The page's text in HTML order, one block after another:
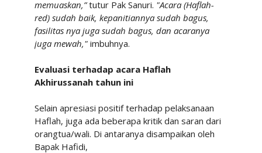
memuaskan,”tutur Pak Sanuri. "Acara (Haflah-
red) sudah baik, kepanitiannya sudah bagus,
fasilitas nya juga sudah bagus, dan acaranya
juga mewah,"imbuhnya.
Evaluasi terhadap acara Haflah
Akhirussanahtahun ini
Selain apresiasi positif terhadap pelaksanaan
Haflah, juga ada beberapa kritik dan saran dari
orangtua/wali. Di antaranya disampaikan oleh
Bapak Hafidi,